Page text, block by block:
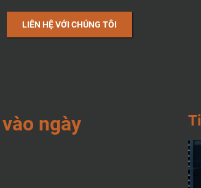
LIÊN HỆ VỚI CHÚNG TÔI
VÀO NGÀY
TI